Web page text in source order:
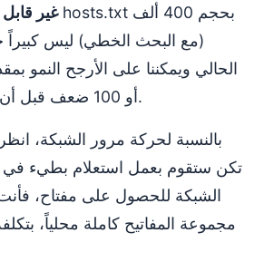
غير
(مع البحث الخطي) ليس كبيراً
أو 100 ضعف قبل أن يصبح مشكلة.
بالنسبة لحركة مرور الشبكة،
تكن ستقوم بعمل استعلام بطيء في
الشبكة للحصول على مفتاح،